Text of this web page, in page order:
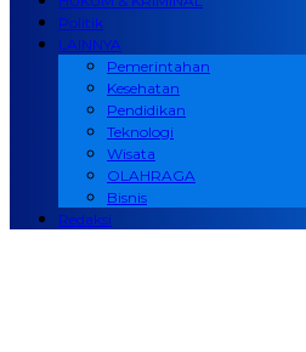
Politik
LAINNYA
Pemerintahan
Kesehatan
Pendidikan
Teknologi
Wisata
OLAHRAGA
Bisnis
Redaksi